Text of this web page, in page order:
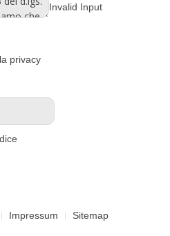
Invalid Input
privacy
Impressum Sitemap